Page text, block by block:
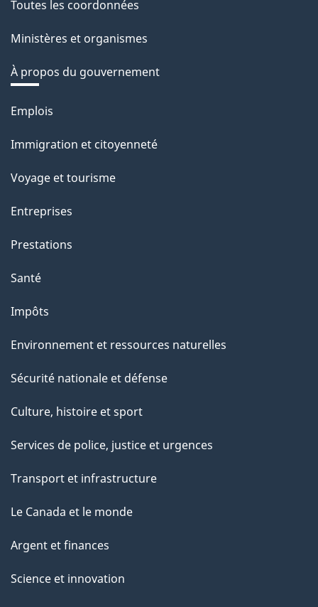
Toutes les coordonnées
Ministères et organismes
À propos du gouvernement
Thèmes
sujets
Emplois
Immigration et citoyenneté
Voyage et tourisme
Entreprises
Prestations
Santé
Impôts
Environnement et ressources naturelles
Sécurité nationale et défense
Culture, histoire et sport
Services de police, justice et urgences
Transport et infrastructure
Le Canada et le monde
Argent et finances
Science et innovation